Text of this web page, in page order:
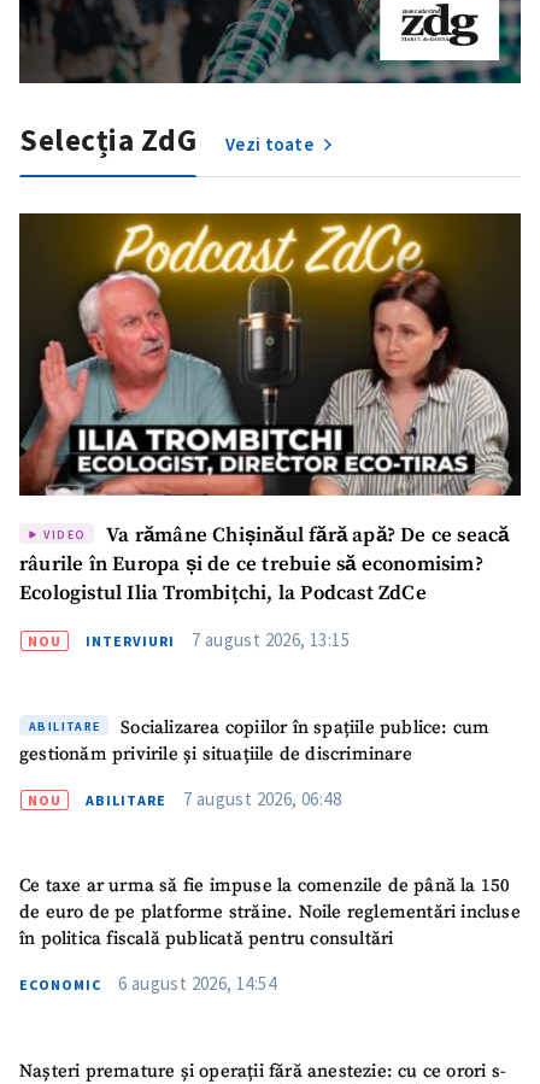
SUSȚINE
Selecția ZdG Vezi toate
VIDEO
Va rămâne Chișinăul fără apă? De ce seacă
râurile în Europa și de ce trebuie să economisim?
Ecologistul Ilia Trombițchi, la Podcast ZdCe
NOU INTERVIURI 7 august 2026, 13:15
ABILITARE
Socializarea copiilor în spațiile publice: cum
gestionăm privirile și situațiile de discriminare
NOU ABILITARE 7 august 2026, 06:48
Ce taxe ar urma să fie impuse la comenzile de până la 150
de euro de pe platforme străine. Noile reglementări incluse
în politica fiscală publicată pentru consultări
ECONOMIC 6 august 2026, 14:54
Nașteri premature și operații fără anestezie: cu ce orori s-